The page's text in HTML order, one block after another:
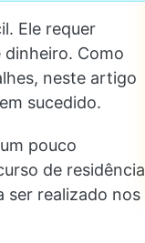
Ele requer
Como
neste artigo
sucedido.
pouco
de residência
ser realizado nos